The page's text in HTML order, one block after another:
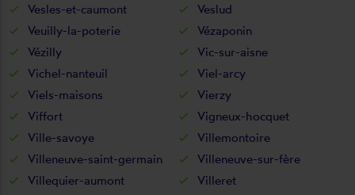
Vesles-et-caumont
Veslud
Veuilly-la-poterie
Vézaponin
Vézilly
Vic-sur-aisne
Vichel-nanteuil
Viel-arcy
Viels-maisons
Vierzy
Viffort
Vigneux-hocquet
Ville-savoye
Villemontoire
Villeneuve-saint-germain
Villeneuve-sur-fère
Villequier-aumont
Villeret